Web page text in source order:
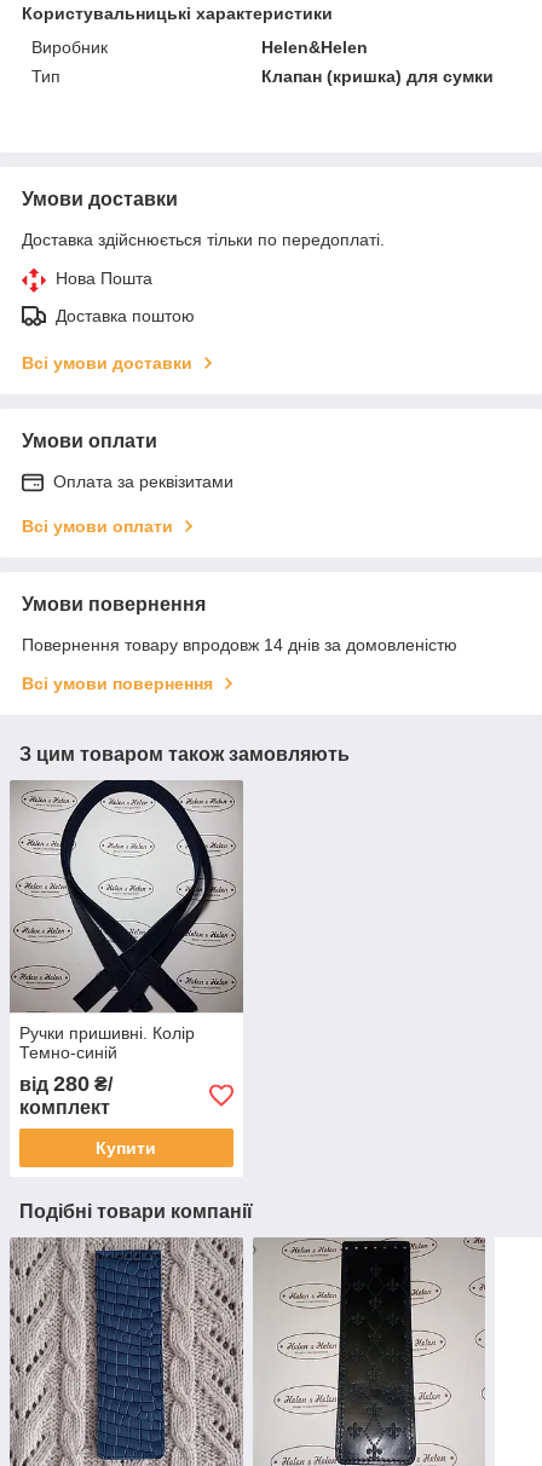
Користувальницькі характеристики
Виробник
Helen&Helen
Тип
Клапан (кришка) для сумки
Умови доставки
Доставка здійснюється тільки по передоплаті.
Нова Пошта
Доставка поштою
Всі умови доставки
Умови оплати
Оплата за реквізитами
Всі умови оплати
Умови повернення
Повернення товару впродовж 14 днів за домовленістю
Всі умови повернення
З цим товаром також замовляють
Ручки пришивні. Колір
Темно-синій
від 280 ₴/
комплект
Купити
Подібні товари компанії